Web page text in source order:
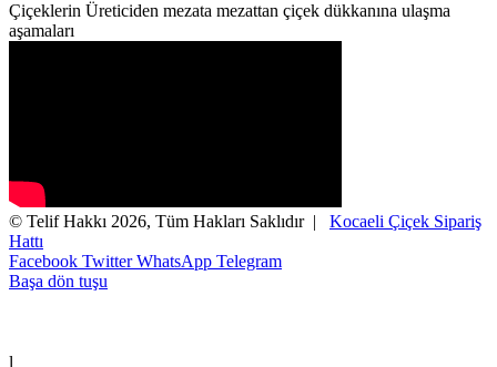
Çiçeklerin Üreticiden mezata mezattan çiçek dükkanına ulaşma
aşamaları
© Telif Hakkı 2026, Tüm Hakları Saklıdır | Kocaeli Çiçek Sipariş
Hattı
Facebook Twitter WhatsApp Telegram
Başa dön tuşu
l